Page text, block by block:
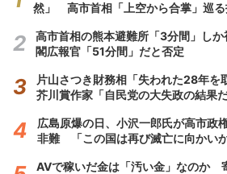
然」 高市首相「上空から合掌」巡る
高市首相の熊本避難所「3分間」し
閣広報官「51分間」だと否定
片山さつき財務相「失われた28年
芥川賞作家「自民党の大失政の結果だ
広島原爆の日、小沢一郎氏が高市政
非難 「この国は再び滅亡に向かいか
AVで稼いだ金は「汚い金」なのか